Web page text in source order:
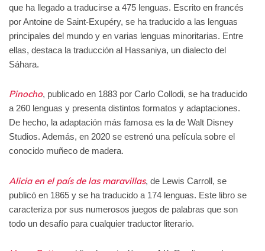
que ha llegado a traducirse a 475 lenguas. Escrito en francés
por Antoine de Saint-Exupéry, se ha traducido a las lenguas
principales del mundo y en varias lenguas minoritarias. Entre
ellas, destaca la traducción al Hassaniya, un dialecto del
Sáhara.
Pinocho, publicado en 1883 por Carlo Collodi, se ha traducido
a 260 lenguas y presenta distintos formatos y adaptaciones.
De hecho, la adaptación más famosa es la de Walt Disney
Studios. Además, en 2020 se estrenó una película sobre el
conocido muñeco de madera.
Alicia en el país de las maravillas, de Lewis Carroll, se
publicó en 1865 y se ha traducido a 174 lenguas. Este libro se
caracteriza por sus numerosos juegos de palabras que son
todo un desafío para cualquier traductor literario.